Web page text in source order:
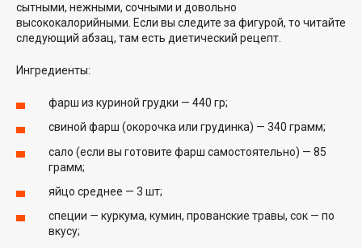
сытными, нежными, сочными и довольно
высококалорийными. Если вы следите за фигурой, то читайте
следующий абзац, там есть диетический рецепт.
Ингредиенты:
фарш из куриной грудки — 440 гр;
свиной фарш (окорочка или грудинка) — 340 грамм;
сало (если вы готовите фарш самостоятельно) — 85
грамм;
яйцо среднее — 3 шт;
специи — куркума, кумин, прованские травы, сок — по
вкусу;